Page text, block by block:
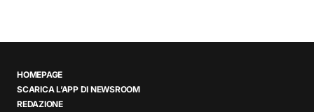
HOMEPAGE
SCARICA L’APP DI NEWSROOM
REDAZIONE